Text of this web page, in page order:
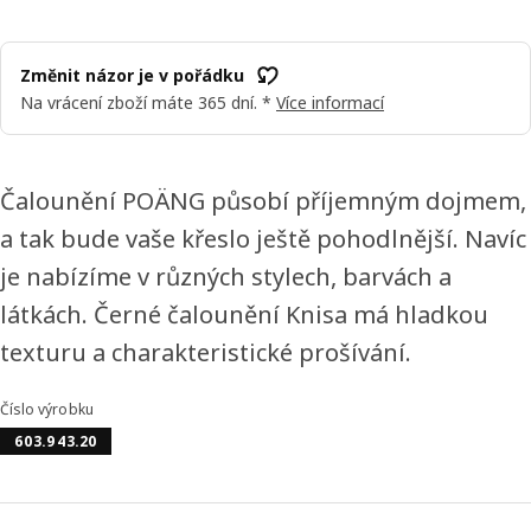
Změnit názor je v pořádku
Na vrácení zboží máte 365 dní. * Více informací
Čalounění POÄNG působí příjemným dojmem,
a tak bude vaše křeslo ještě pohodlnější. Navíc
je nabízíme v různých stylech, barvách a
látkách. Černé čalounění Knisa má hladkou
texturu a charakteristické prošívání.
Číslo výrobku
603.943.20